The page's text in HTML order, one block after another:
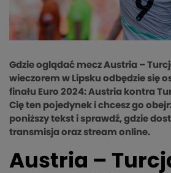
Gdzie oglądać mecz Austria –
wieczorem w Lipsku odbędzie się
finału Euro 2024: Austria kontra
Cię ten pojedynek i chcesz go
poniższy tekst i sprawdź, gdzie
transmisja oraz stream online.
Austria –